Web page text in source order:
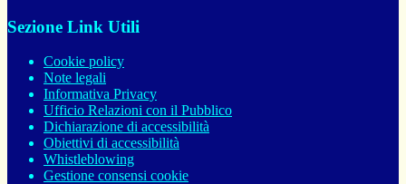
Sezione Link Utili
Cookie policy
Note legali
Informativa Privacy
Ufficio Relazioni con il Pubblico
Dichiarazione di accessibilità
Obiettivi di accessibilità
Whistleblowing
Gestione consensi cookie